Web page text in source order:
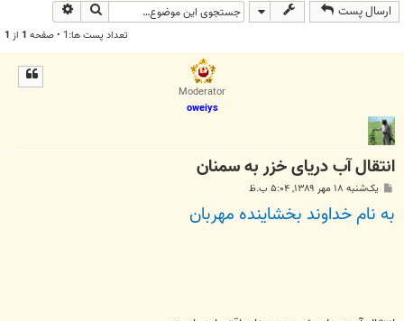
ارسال پست جستجو
تعداد پست ها:1 • صفحه 1 از 1
Moderator
oweiys
انتقال آب دريای خزر به سمنان
ت
یک‌شنبه ۱۸ مهر ۱۳۸۹, ۵:۰۴ ب.ظ
به نام خداوند بخشاینده مهربان